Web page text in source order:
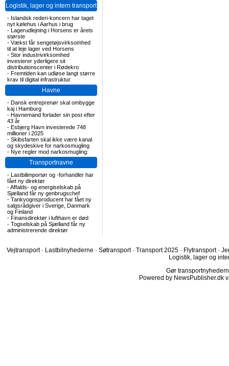
Logistik, lager og intern transport
- Islandsk rederi-koncern har taget
nyt kølehus i Aarhus i brug
- Lagerudlejning i Horsens er årets
største
- Vækst får sengetøjsvirksomhed
til at leje lager ved Horsens
- Stor industrivirksomhed
investerer yderligere sit
distributionscenter i Rødekro
- Fremtiden kan udløse langt større
krav til digital infrastruktur
Havne
- Dansk entreprenør skal ombygge
kaj i Hamburg
- Havnemand forlader sin post efter
43 år
- Esbjerg Havn investerede 748
millioner i 2025
- Skibsfarten skal ikke være kanal
og skydeskive for narkosmugling
- Nye regler mod narkosmugling:
Transportnavne
- Lastbilimportør og -forhandler har
fået ny direktør
-Affalds- og energiselskab på
Sjælland får ny genbrugschef
- Tankvognsproducent har fået ny
salgsrådgiver i Sverige, Danmark
og Finland
- Finansdirektør i lufthavn er død
- Togselskab på Sjælland får ny
administrerende direktør
Vejtransport · Lastbilnyhederne · Søtransport · Transport 2025 · Flytransport ·
Logistik, lager og
Gør
Powered by NewsPublisher.dk